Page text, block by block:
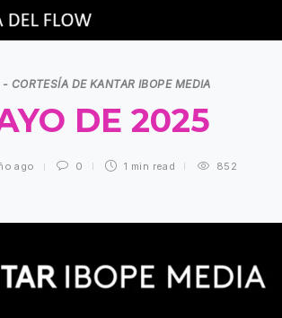
CORTESÍA DE KANTAR IBOPE MEDIA
DE 2025
ago 0 1 min read 852